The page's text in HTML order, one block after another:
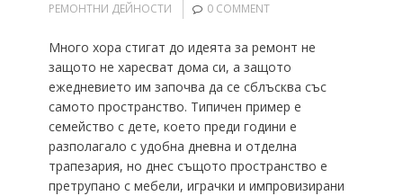
РЕМОНТНИ ДЕЙНОСТИ
0 COMMENT
Много хора стигат до идеята за ремонт не
защото не харесват дома си, а защото
ежедневието им започва да се сблъсква със
самото пространство. Типичен пример е
семейство с дете, което преди години е
разполагало с удобна дневна и отделна
трапезария, но днес същото пространство е
претрупано с мебели, играчки и импровизирани